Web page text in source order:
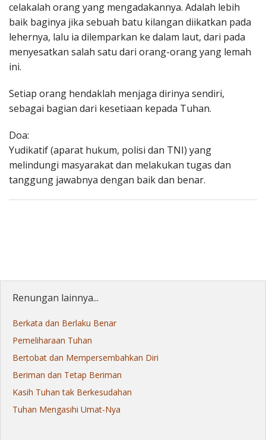
celakalah orang yang mengadakannya. Adalah lebih
baik baginya jika sebuah batu kilangan diikatkan pada
lehernya, lalu ia dilemparkan ke dalam laut, dari pada
menyesatkan salah satu dari orang-orang yang lemah
ini.
Setiap orang hendaklah menjaga dirinya sendiri,
sebagai bagian dari kesetiaan kepada Tuhan.
Doa:
Yudikatif (aparat hukum, polisi dan TNI) yang
melindungi masyarakat dan melakukan tugas dan
tanggung jawabnya dengan baik dan benar.
Renungan lainnya...
Berkata dan Berlaku Benar
Pemeliharaan Tuhan
Bertobat dan Mempersembahkan Diri
Beriman dan Tetap Beriman
Kasih Tuhan tak Berkesudahan
Tuhan Mengasihi Umat-Nya